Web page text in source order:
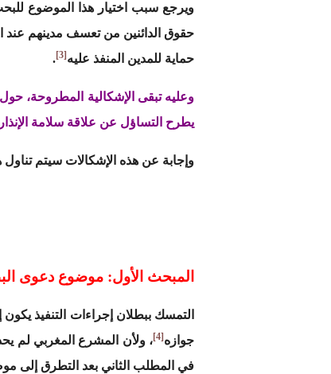
ويرجع سبب اختيار هذا الموضوع
حقوق الدائنين من تعسف مدينهم عند
حماية للمدين المنفذ عليه [3]
.
وعليه تبقى الإشكالية المطروحة،
يطرح التساؤل عن علاقة سلامة
وإجابة عن هذه الإشكالات سيتم
المبحث الأول: موضوع دعوى
التمسك ببطلان إجراءات التنفيذ
جوازه [4]
، ولأن المشرع المغربي لم
في المطلب الثاني بعد التطرق إلى